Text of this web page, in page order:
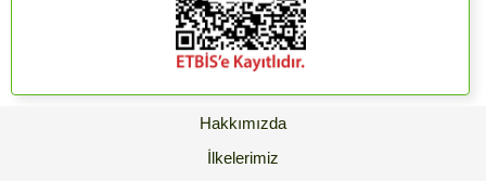
Hakkımızda
İlkelerimiz